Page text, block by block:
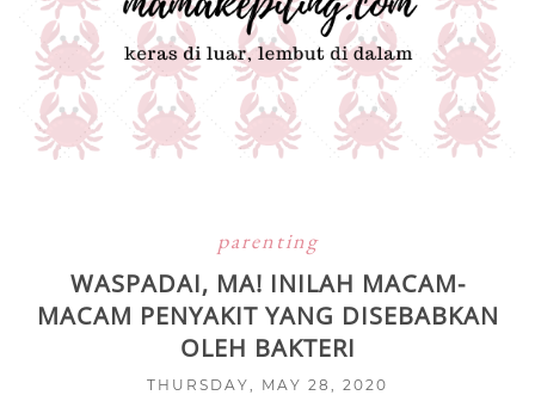
parenting
WASPADAI, MA! INILAH MACAM-
MACAM PENYAKIT YANG DISEBABKAN
OLEH BAKTERI
THURSDAY, MAY 28, 2020